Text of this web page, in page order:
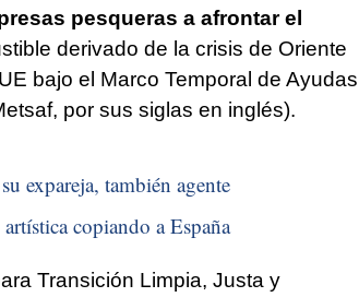
pesqueras a afrontar el
derivado de la crisis de Oriente
bajo el Marco Temporal de Ayudas
por sus siglas en inglés).
expareja, también agente
copiando a España
Transición Limpia, Justa y